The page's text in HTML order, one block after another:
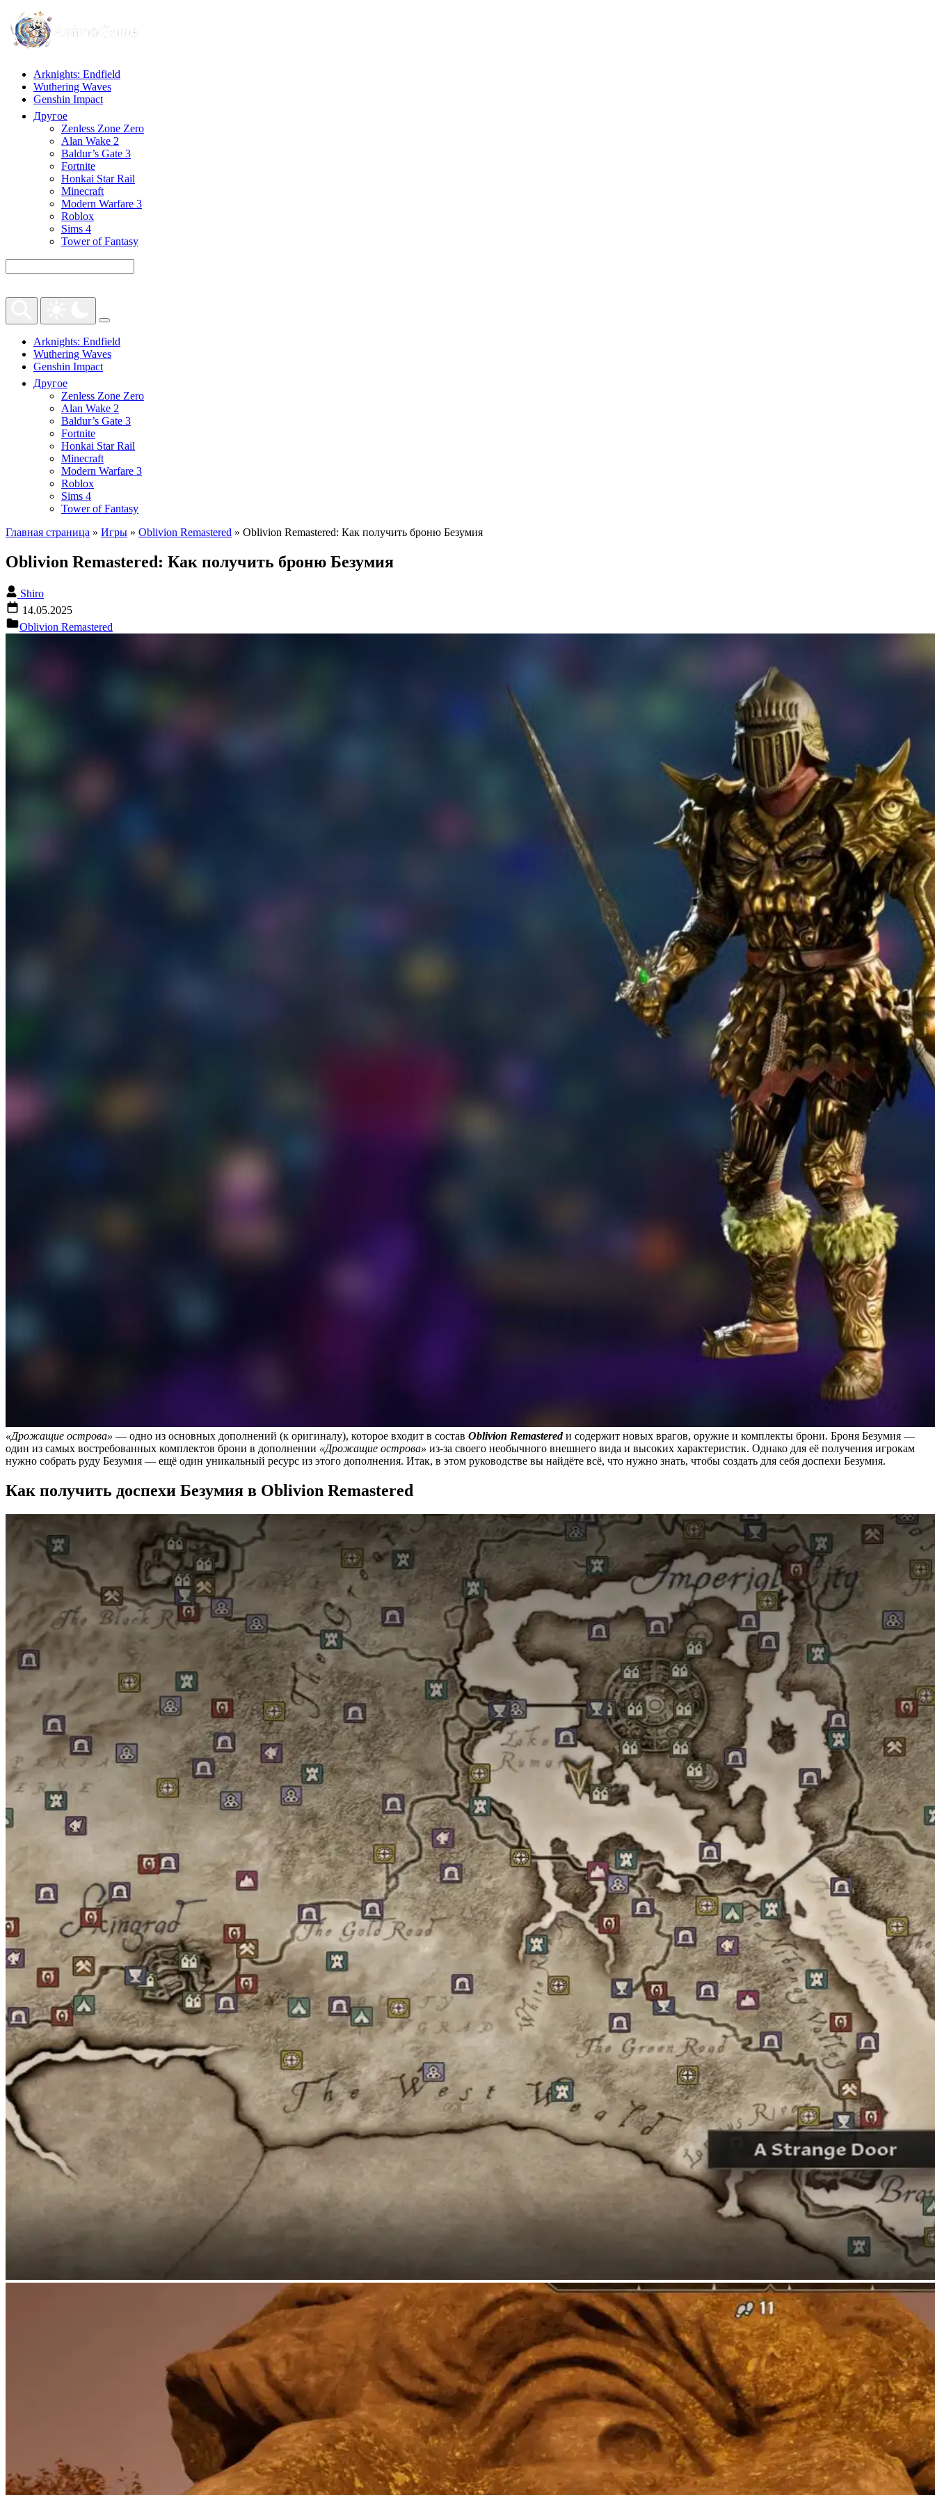
Arknights: Endfield
Wuthering Waves
Genshin Impact
Другое
Zenless Zone Zero
Alan Wake 2
Baldur’s Gate 3
Fortnite
Honkai Star Rail
Minecraft
Modern Warfare 3
Roblox
Sims 4
Tower of Fantasy
Arknights: Endfield
Wuthering Waves
Genshin Impact
Другое
Zenless Zone Zero
Alan Wake 2
Baldur’s Gate 3
Fortnite
Honkai Star Rail
Minecraft
Modern Warfare 3
Roblox
Sims 4
Tower of Fantasy
Главная страница » Игры » Oblivion Remastered » Oblivion Remastered: Как получить броню Безумия
Oblivion Remastered: Как получить броню Безумия
Shiro
14.05.2025
Oblivion Remastered
«Дрожащие острова» — одно из основных дополнений (к оригиналу), которое входит в состав Oblivion Remasteredи содержит новых врагов, оружие и комплекты брони. Броня Безумия —
один из самых востребованных комплектов брони в дополнении «Дрожащие острова» из-за своего необычного внешнего вида и высоких характеристик. Однако для её получения игрокам
нужно собрать руду Безумия — ещё один уникальный ресурс из этого дополнения. Итак, в этом руководстве вы найдёте всё, что нужно знать, чтобы создать для себя доспехи Безумия.
Как получить доспехи Безумия в Oblivion Remastered